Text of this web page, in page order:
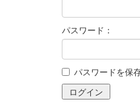
パスワード：
パスワードを保